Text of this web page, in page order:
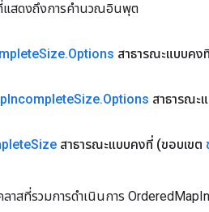
สดงถึงการคำนวณอินพุต
Size.Options สาธารณะแบบคง
IncompleteSize.Options สาธารณะ
Size สาธารณะแบบคงที่ (ขอบเขต
ลาสที่รวมการดำเนินการ